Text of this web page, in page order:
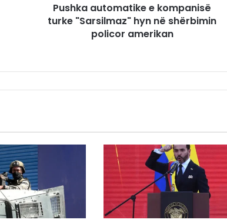
Pushka automatike e kompanisë
turke "Sarsilmaz" hyn në shërbimin
policor amerikan